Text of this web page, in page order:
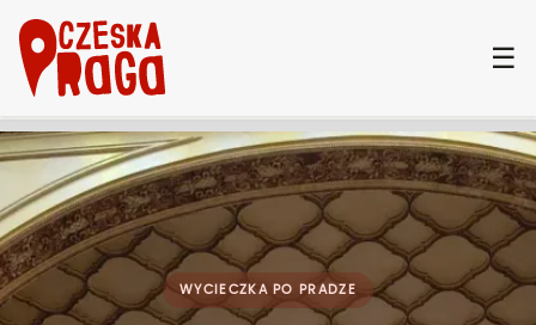
☰
WYCIECZKA PO PRADZE